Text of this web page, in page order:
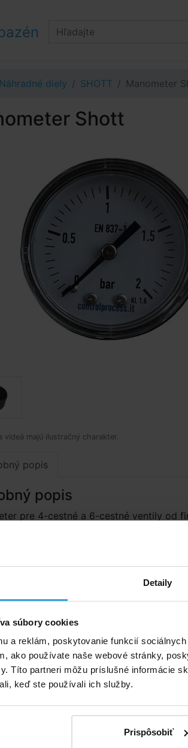
Detaily
súbory cookies
a reklám, poskytovanie funkcií
ako používate naše webové stránky,
Títo partneri môžu príslušné informácie
keď ste používali ich služby.
Prispôsobiť
Náhradné diely SHOTT Manometer
Shott
videá majú ilustračný charakter.
popis
popis
pre 4-cestné a 6-cestné ventily od